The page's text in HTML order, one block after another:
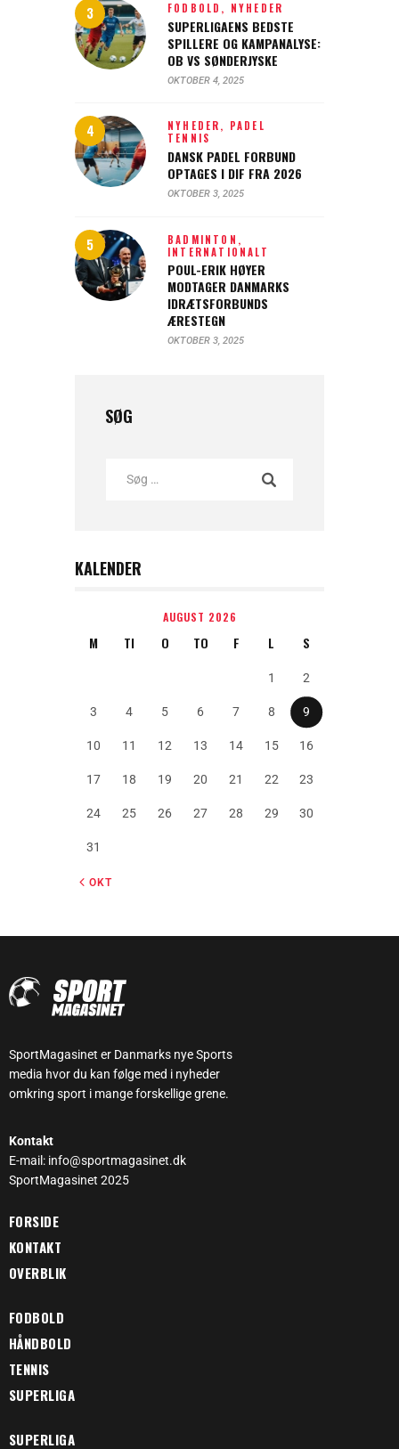
FODBOLD, NYHEDER
SUPERLIGAENS BEDSTE
SPILLERE OG KAMPANALYSE:
OB VS SØNDERJYSKE
OKTOBER 4, 2025
NYHEDER, PADEL
TENNIS
DANSK PADEL FORBUND
OPTAGES I DIF FRA 2026
OKTOBER 3, 2025
BADMINTON,
INTERNATIONALT
POUL-ERIK HØYER
MODTAGER DANMARKS
IDRÆTSFORBUNDS
ÆRESTEGN
OKTOBER 3, 2025
SØG
KALENDER
AUGUST 2026
M TI O TO F L S
1 2
3 4 5 6 7 8 9
10 11 12 13 14 15 16
17 18 19 20 21 22 23
24 25 26 27 28 29 30
31
« OKT
SportMagasinet er Danmarks nye Sports
media hvor du kan følge med i nyheder
omkring sport i mange forskellige grene.
Kontakt
E-mail: info@sportmagasinet.dk
SportMagasinet 2025
FORSIDE
KONTAKT
OVERBLIK
FODBOLD
HÅNDBOLD
TENNIS
SUPERLIGA
SUPERLIGA